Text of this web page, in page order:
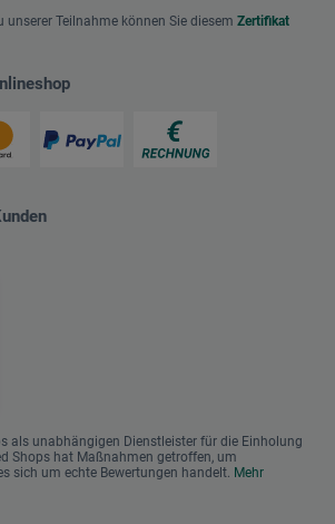
Teilnahme können Sie diesem Zertifikat
als unabhängigen Dienstleister für die Einholung
Shops hat Maßnahmen getroffen, um
sich um echte Bewertungen handelt. Mehr